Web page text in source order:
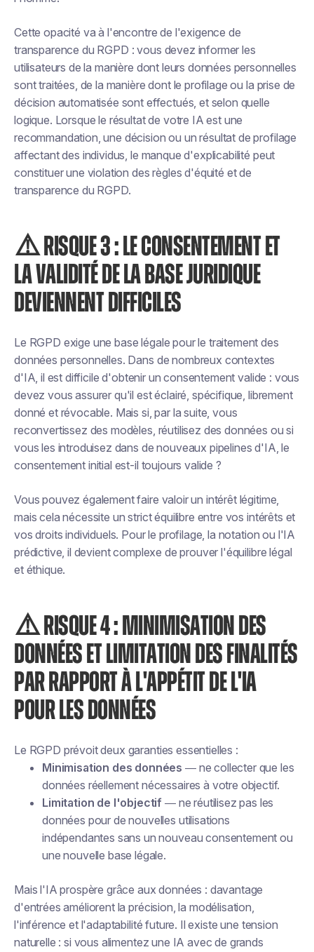
Cette opacité va à l'encontre de l'exigence de
transparence du RGPD : vous devez informer les
utilisateurs de la manière dont leurs données personnelles
sont traitées, de la manière dont le profilage ou la prise de
décision automatisée sont effectués, et selon quelle
logique. Lorsque le résultat de votre IA est une
recommandation, une décision ou un résultat de profilage
affectant des individus, le manque d'explicabilité peut
constituer une violation des règles d'équité et de
transparence du RGPD.
⚠️ RISQUE 3 : LE CONSENTEMENT ET
LA VALIDITÉ DE LA BASE JURIDIQUE
DEVIENNENT DIFFICILES
Le RGPD exige une base légale pour le traitement des
données personnelles. Dans de nombreux contextes
d'IA, il est difficile d'obtenir un consentement valide : vous
devez vous assurer qu'il est éclairé, spécifique, librement
donné et révocable. Mais si, par la suite, vous
reconvertissez des modèles, réutilisez des données ou si
vous les introduisez dans de nouveaux pipelines d'IA, le
consentement initial est-il toujours valide ?
Vous pouvez également faire valoir un intérêt légitime,
mais cela nécessite un strict équilibre entre vos intérêts et
vos droits individuels. Pour le profilage, la notation ou l'IA
prédictive, il devient complexe de prouver l'équilibre légal
et éthique.
⚠️ RISQUE 4 : MINIMISATION DES
DONNÉES ET LIMITATION DES FINALITÉS
PAR RAPPORT À L'APPÉTIT DE L'IA
POUR LES DONNÉES
Le RGPD prévoit deux garanties essentielles :
Minimisation des données — ne collecter que les
données réellement nécessaires à votre objectif.
Limitation de l'objectif — ne réutilisez pas les
données pour de nouvelles utilisations
indépendantes sans un nouveau consentement ou
une nouvelle base légale.
Mais l'IA prospère grâce aux données : davantage
d'entrées améliorent la précision, la modélisation,
l'inférence et l'adaptabilité future. Il existe une tension
naturelle : si vous alimentez une IA avec de grands